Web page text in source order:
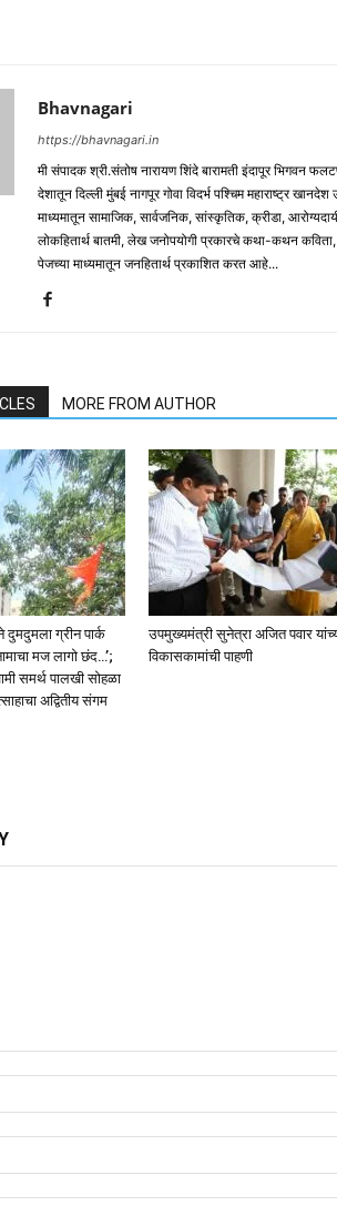
Bhavnagari
https://bhavnagari.in
मी संपादक श्री.संतोष नारायण शिंदे बारामती इंदापूर भिगवन
देशातून दिल्ली मुंबई नागपूर गोवा विदर्भ पश्चिम महाराष्ट्र
माध्यमातून सामाजिक, सार्वजनिक, सांस्कृतिक, क्रीडा,
लोकहितार्थ बातमी, लेख जनोपयोगी प्रकारचे कथा-कथन
पेजच्या माध्यमातून जनहितार्थ प्रकाशित करत आहे...
MORE FROM AUTHOR
दुमदुमला ग्रीन पार्क
मज लागो छंद…’;
समर्थ पालखी सोहळा
अद्वितीय संगम
उपमुख्यमंत्री सुनेत्रा अजित पवार
विकासकामांची पाहणी